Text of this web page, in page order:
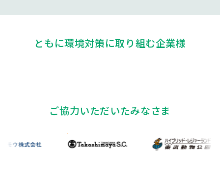
ともに環境対策に取り組む企業様
ご協力いただいたみなさま